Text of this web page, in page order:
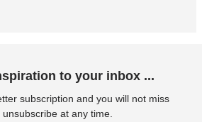
to your inbox ...
subscription and you will not miss
at any time.